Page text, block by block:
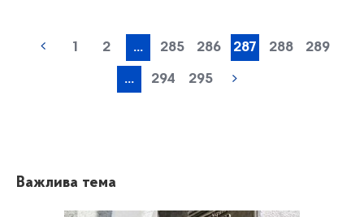
1 2 ... 285 286 287 288 289
... 294 295
Важлива тема